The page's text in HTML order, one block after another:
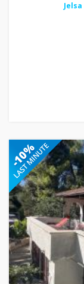
Jelsa